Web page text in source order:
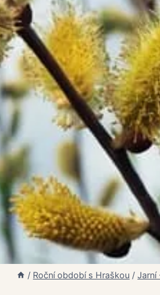
/ Roční období s Hraškou / Jarní